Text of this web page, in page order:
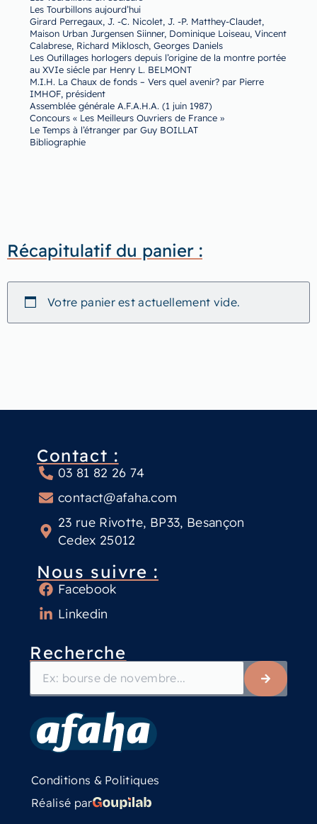
Les Tourbillons aujourd’hui
Girard Perregaux, J. -C. Nicolet, J. -P. Matthey-Claudet,
Maison Urban Jurgensen Siinner, Dominique Loiseau, Vincent
Calabrese, Richard Miklosch, Georges Daniels
Les Outillages horlogers depuis l’origine de la montre portée
au XVIe siécle par Henry L. BELMONT
M.I.H. La Chaux de fonds – Vers quel avenir? par Pierre
IMHOF, président
Assemblée générale A.F.A.H.A. (1 juin 1987)
Concours « Les Meilleurs Ouvriers de France »
Le Temps à l’étranger par Guy BOILLAT
Bibliographie
Récapitulatif du panier :
Votre panier est actuellement vide.
Recherche
Conditions & Politiques
Réalisé par
Contact :
03 81 82 26 74
contact@afaha.com
23 rue Rivotte, BP33, Besançon
Cedex 25012
Nous suivre :
Facebook
Linkedin